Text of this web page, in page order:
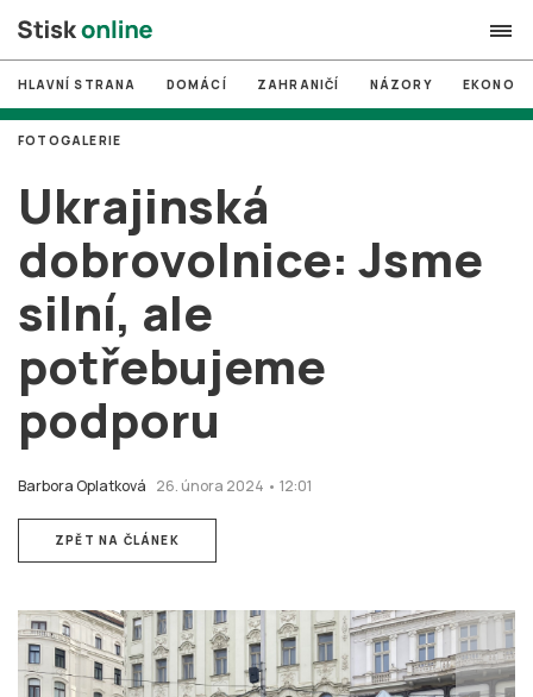
search
# MUNI
Brno
# volby
login PŘIHLÁSIT SE
Zapomněli jste heslo?
Založit nový účet
HLAVNÍ STRANA DOMÁCÍ ZAHRANIČÍ NÁZORY
Ukrajinská
dobrovolnice: Jsme
silní, ale
potřebujeme
podporu
Barbora Oplatková 26. února 2024 • 12:01
FOTOGALERIE
ZPĚT NA ČLÁNEK